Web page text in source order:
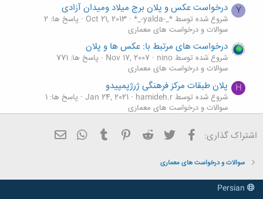
Y درخواست عکس و پلان برج میلاد ومیدان آزادی
شروع شده توسط *_-yalda-_* Oct 21, 2013
پاسخ ها: 2
سوالات و درخواست های معماری
درخواست های مرتبط با: عکس ها و پلان
شروع شده توسط nino Nov 17, 2007
پاسخ ها: 771
سوالات و درخواست های معماری
H پلان طبقات مرکز فرهنگی ژرژپمپیدو
شروع شده توسط hamideh.r Jan 24, 2021 پاسخ ها: 1
سوالات و درخواست های معماری
پلان و جزئیات گاوداری
شروع شده توسط sakhtemansazan Jan 3, 2019 پاسخ ها: 1
اشتراک گذاری: فیسبوک تویتر Reddit
Pinterest
Tumblr
WhatsApp
سوالات و درخواست های معماری